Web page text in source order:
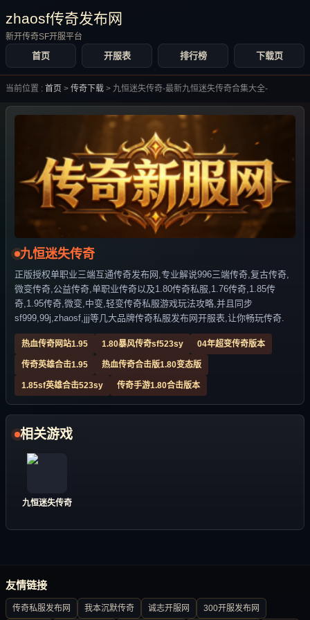
zhaosf传奇发布网
新开传奇SF开服平台
首页 开服表 排行榜 下载页
当前位置 : 首页 > 传奇下载 > 九恒迷失传奇-最新九恒迷失传奇合集大全-
九恒迷失传奇
正版授权单职业三端互通传奇发布网,专业解说996三端传奇,复古传奇,
微变传奇,公益传奇,单职业传奇以及1.80传奇私服,1.76传奇,1.85传
奇,1.95传奇,微变,中变,轻变传奇私服游戏玩法攻略,并且同步
sf999,99j,zhaosf,jjj等几大品牌传奇私服发布网开服表,让你畅玩传奇.
热血传奇网站1.95 1.80暴风传奇sf523sy 04年超变传奇版本
传奇英雄合击1.95 热血传奇合击版1.80变态版
1.85sf英雄合击523sy 传奇手游1.80合击版本
相关游戏
九恒迷失传奇
友情链接
传奇私服发布网 我本沉默传奇 诚志开服网 300开服发布网